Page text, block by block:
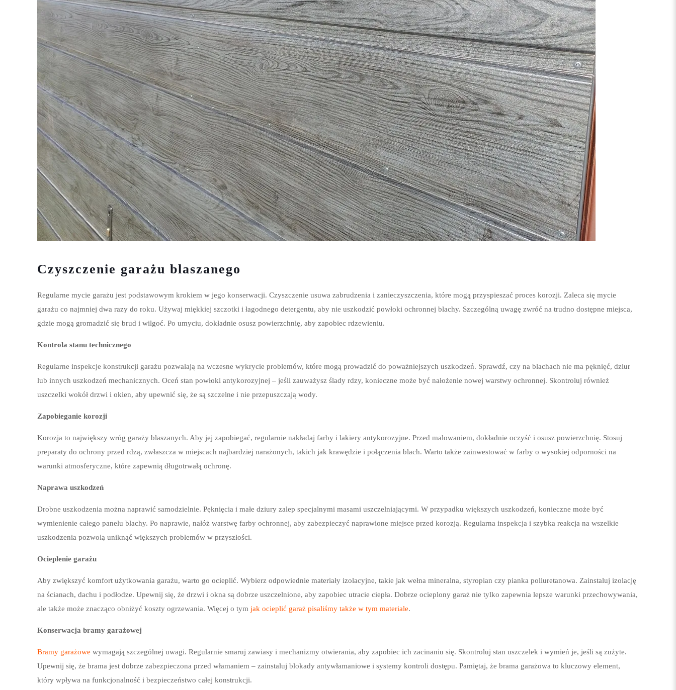
Czyszczenie garażu blaszanego
Regularne mycie garażu jest podstawowym krokiem w jego konserwacji. Czyszczenie usuwa zabrudzenia i zanieczyszczenia, które mogą przyspieszać proces korozji. Zaleca się mycie
garażu co najmniej dwa razy do roku. Używaj miękkiej szczotki i łagodnego detergentu, aby nie uszkodzić powłoki ochronnej blachy. Szczególną uwagę zwróć na trudno dostępne miejsca,
gdzie mogą gromadzić się brud i wilgoć. Po umyciu, dokładnie osusz powierzchnię, aby zapobiec rdzewieniu.
Kontrola stanu technicznego
Regularne inspekcje konstrukcji garażu pozwalają na wczesne wykrycie problemów, które mogą prowadzić do poważniejszych uszkodzeń. Sprawdź, czy na blachach nie ma pęknięć, dziur
lub innych uszkodzeń mechanicznych. Oceń stan powłoki antykorozyjnej – jeśli zauważysz ślady rdzy, konieczne może być nałożenie nowej warstwy ochronnej. Skontroluj również
uszczelki wokół drzwi i okien, aby upewnić się, że są szczelne i nie przepuszczają wody.
Zapobieganie korozji
Korozja to największy wróg garaży blaszanych. Aby jej zapobiegać, regularnie nakładaj farby i lakiery antykorozyjne. Przed malowaniem, dokładnie oczyść i osusz powierzchnię. Stosuj
preparaty do ochrony przed rdzą, zwłaszcza w miejscach najbardziej narażonych, takich jak krawędzie i połączenia blach. Warto także zainwestować w farby o wysokiej odporności na
warunki atmosferyczne, które zapewnią długotrwałą ochronę.
Naprawa uszkodzeń
Drobne uszkodzenia można naprawić samodzielnie. Pęknięcia i małe dziury zalep specjalnymi masami uszczelniającymi. W przypadku większych uszkodzeń, konieczne może być
wymienienie całego panelu blachy. Po naprawie, nałóż warstwę farby ochronnej, aby zabezpieczyć naprawione miejsce przed korozją. Regularna inspekcja i szybka reakcja na wszelkie
uszkodzenia pozwolą uniknąć większych problemów w przyszłości.
Ocieplenie garażu
Aby zwiększyć komfort użytkowania garażu, warto go ocieplić. Wybierz odpowiednie materiały izolacyjne, takie jak wełna mineralna, styropian czy pianka poliuretanowa. Zainstaluj izolację
na ścianach, dachu i podłodze. Upewnij się, że drzwi i okna są dobrze uszczelnione, aby zapobiec utracie ciepła. Dobrze ocieplony garaż nie tylko zapewnia lepsze warunki przechowywania,
ale także może znacząco obniżyć koszty ogrzewania. Więcej o tymjak ocieplić garaż pisaliśmy także w tym materiale.
Konserwacja bramy garażowej
Bramy garażowe wymagają szczególnej uwagi. Regularnie smaruj zawiasy i mechanizmy otwierania, aby zapobiec ich zacinaniu się. Skontroluj stan uszczelek i wymień je, jeśli są zużyte.
Upewnij się, że brama jest dobrze zabezpieczona przed włamaniem – zainstaluj blokady antywłamaniowe i systemy kontroli dostępu. Pamiętaj, że brama garażowa to kluczowy element,
który wpływa na funkcjonalność i bezpieczeństwo całej konstrukcji.